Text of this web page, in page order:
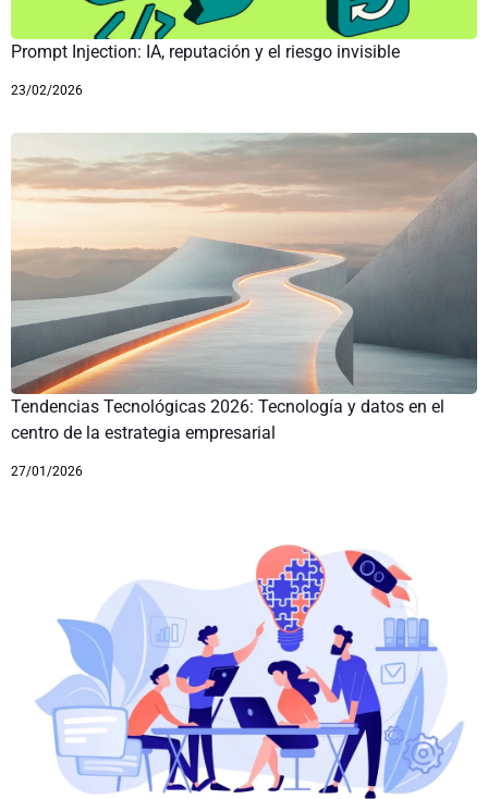
Prompt Injection: IA, reputación y el riesgo invisible
23/02/2026
Tendencias Tecnológicas 2026: Tecnología y datos en el
centro de la estrategia empresarial
27/01/2026